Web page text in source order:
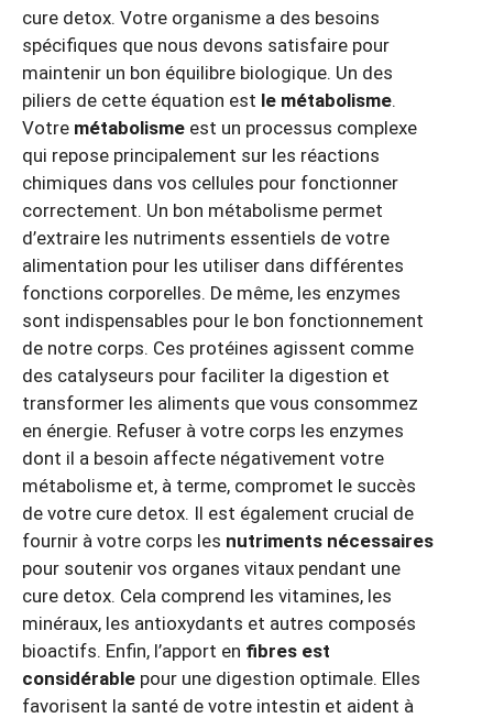
cure detox. Votre organisme a des besoins
spécifiques que nous devons satisfaire pour
maintenir un bon équilibre biologique. Un des
piliers de cette équation est le métabolisme.
Votre métabolisme est un processus complexe
qui repose principalement sur les réactions
chimiques dans vos cellules pour fonctionner
correctement. Un bon métabolisme permet
d’extraire les nutriments essentiels de votre
alimentation pour les utiliser dans différentes
fonctions corporelles. De même, les enzymes
sont indispensables pour le bon fonctionnement
de notre corps. Ces protéines agissent comme
des catalyseurs pour faciliter la digestion et
transformer les aliments que vous consommez
en énergie. Refuser à votre corps les enzymes
dont il a besoin affecte négativement votre
métabolisme et, à terme, compromet le succès
de votre cure detox. Il est également crucial de
fournir à votre corps les nutriments nécessaires
pour soutenir vos organes vitaux pendant une
cure detox. Cela comprend les vitamines, les
minéraux, les antioxydants et autres composés
bioactifs. Enfin, l’apport en fibres est
considérable pour une digestion optimale. Elles
favorisent la santé de votre intestin et aident à